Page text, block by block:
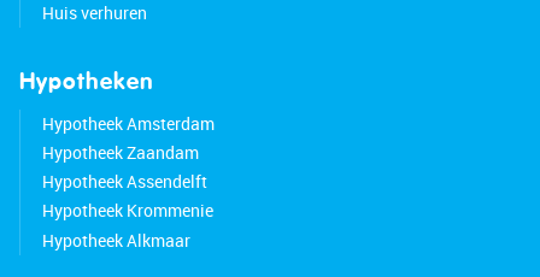
Huis verhuren
Hypotheken
Hypotheek Amsterdam
Hypotheek Zaandam
Hypotheek Assendelft
Hypotheek Krommenie
Hypotheek Alkmaar